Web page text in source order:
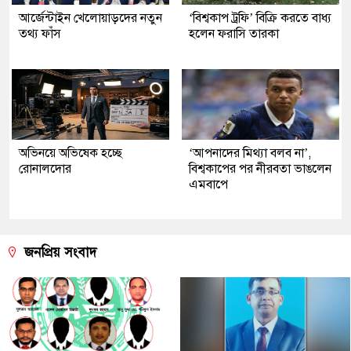
আর্জেন্টাইন খেলোয়াড়দের নতুন
তথ্য ফাঁস
‘বিশ্বকাপ ট্রফি’ বিক্রি করতে বাধ্য
হলেন ফরাসি তারকা
অভিনয়ে অভিষেক হচ্ছে
রোনালদোর
‘আপনাদের মিথ্যা বলব না’,
বিশ্বকাপের পর নীরবতা ভাঙলেন
এমবাপে
জনপ্রিয় সংবাদ